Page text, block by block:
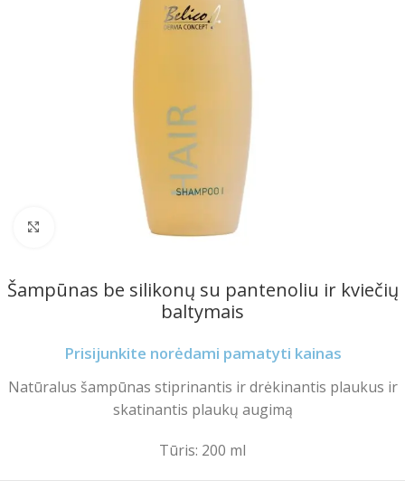
Spustelėkite norėdami padidinti
Šampūnas be silikonų su pantenoliu ir kviečių
baltymais
Prisijunkite norėdami pamatyti kainas
Natūralus šampūnas stiprinantis ir drėkinantis plaukus ir
skatinantis plaukų augimą
Tūris: 200 ml